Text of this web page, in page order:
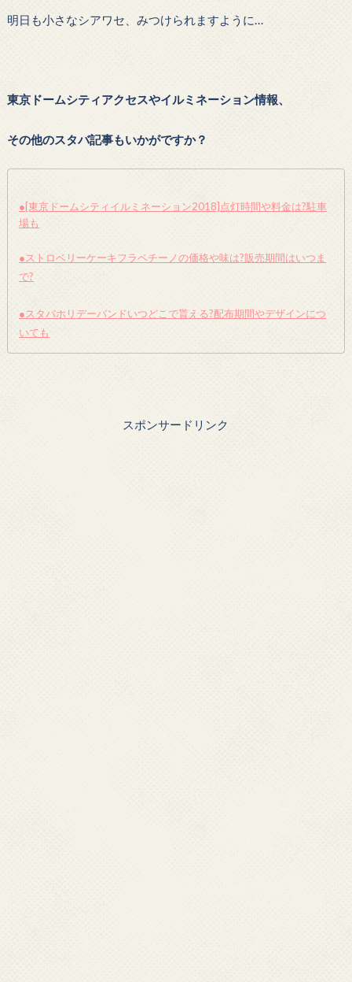
明日も小さなシアワセ、みつけられますように…
東京ドームシティアクセスやイルミネーション情報、
その他のスタバ記事もいかがですか？
●[東京ドームシティイルミネーション2018]点灯時間や料金は?駐車
場も
●ストロベリーケーキフラペチーノの価格や味は?販売期間はいつま
で?
●スタバホリデーバンドいつどこで貰える?配布期間やデザインにつ
いても
スポンサードリンク